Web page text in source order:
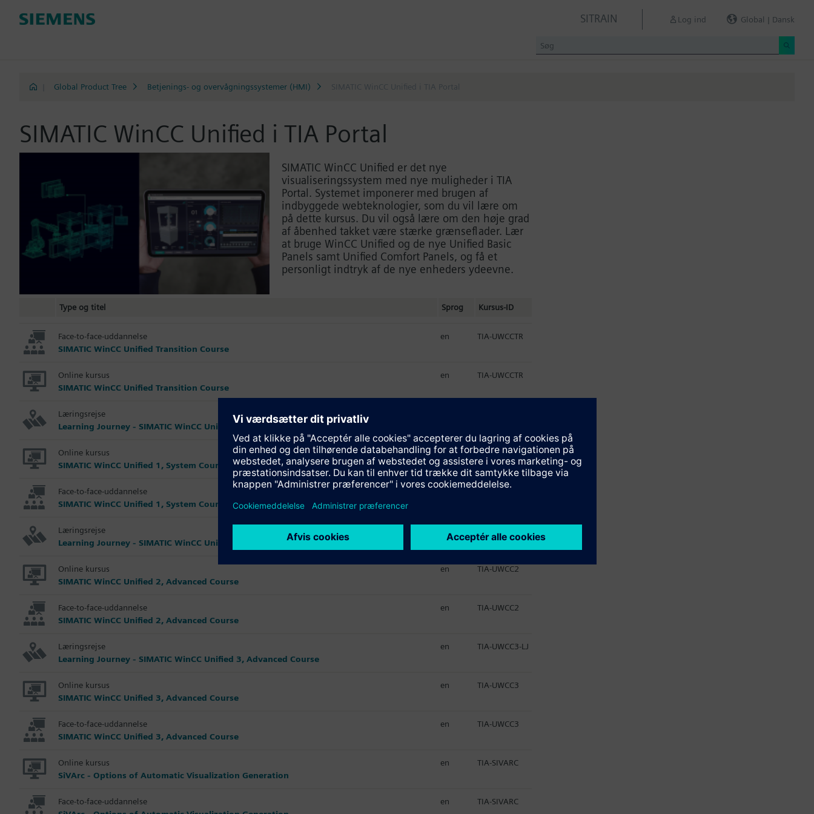
SITRAIN Log ind Global | Dansk
Global Product Tree Betjenings- og overvågningssystemer (HMI) SIMATIC WinCC Unified i TIA Portal
SIMATIC WinCC Unified i TIA Portal
SIMATIC WinCC Unified er det nye
visualiseringssystem med nye muligheder i TIA
Portal. Systemet imponerer med brugen af
indbyggede webteknologier, som du vil lære om
på dette kursus. Du vil også lære om den høje grad
af åbenhed takket være stærke grænseflader. Lær
at bruge WinCC Unified og de nye Unified Basic
Panels samt Unified Comfort Panels, og få et
personligt indtryk af de nye enheders ydeevne.
Type og titel Sprog Kursus-ID
Face-to-face-uddannelse
SIMATIC WinCC Unified Transition Course
en TIA-UWCCTR
Online kursus
SIMATIC WinCC Unified Transition Course
en TIA-UWCCTR
Læringsrejse
Learning Journey - SIMATIC WinCC Unified 1, System Course
Online kursus
SIMATIC WinCC Unified 1, System Course
en TIA-UWCC1
Face-to-face-uddannelse
SIMATIC WinCC Unified 1, System Course
en TIA-UWCC1
Læringsrejse
Learning Journey - SIMATIC WinCC Unified 2, Advanced Course
Online kursus
SIMATIC WinCC Unified 2, Advanced Course
en TIA-UWCC2
Face-to-face-uddannelse
SIMATIC WinCC Unified 2, Advanced Course
en TIA-UWCC2
Læringsrejse
Learning Journey - SIMATIC WinCC Unified 3, Advanced Course
en TIA-UWCC3-LJ
Online kursus
SIMATIC WinCC Unified 3, Advanced Course
en TIA-UWCC3
Face-to-face-uddannelse
SIMATIC WinCC Unified 3, Advanced Course
en TIA-UWCC3
Online kursus
SiVArc - Options of Automatic Visualization Generation
en TIA-SIVARC
Face-to-face-uddannelse
en TIA-SIVARC